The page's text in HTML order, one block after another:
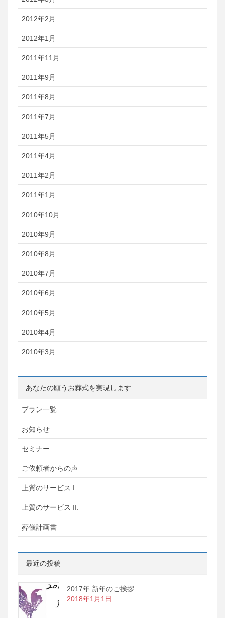
2012年2月
2012年1月
2011年11月
2011年9月
2011年8月
2011年7月
2011年5月
2011年4月
2011年2月
2011年1月
2010年10月
2010年9月
2010年8月
2010年7月
2010年6月
2010年5月
2010年4月
2010年3月
あなたの願うお葬式を実現します
プラン一覧
お知らせ
セミナー
ご依頼者からの声
上質のサービス I.
上質のサービス II.
葬儀計画書
最近の投稿
2017年 新年のご挨拶
2018年1月1日